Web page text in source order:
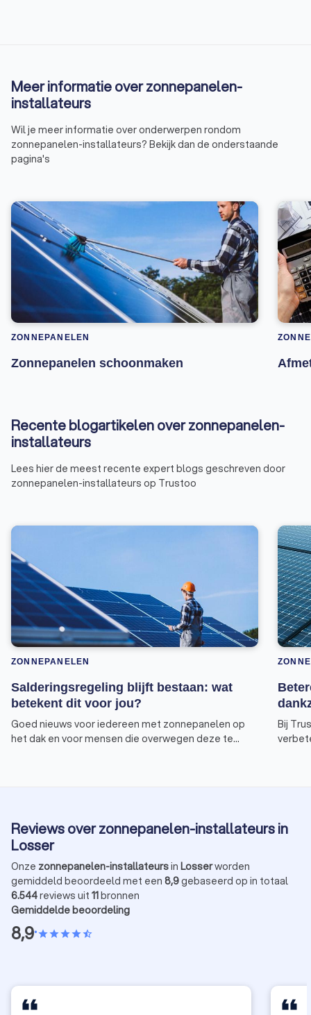
Meer informatie over zonnepanelen-
installateurs
Wil je meer informatie over onderwerpen rondom
zonnepanelen-installateurs? Bekijk dan de onderstaande
pagina's
ZONNEPANELEN
Zonnepanelen schoonmaken
Recente blogartikelen over zonnepanelen-
installateurs
Lees hier de meest recente expert blogs geschreven door
zonnepanelen-installateurs op Trustoo
ZONNEPANELEN
Salderingsregeling blijft bestaan: wat
betekent dit voor jou?
Goed nieuws voor iedereen met zonnepanelen op
het dak en voor mensen die overwegen deze te
Bij
leidt
Reviews over zonnepanelen-installateurs in
Losser
Onze zonnepanelen-installateursin Losserworden
gemiddeld beoordeeld met een 8,9gebaseerd op in totaal
6.544reviews uit 11bronnen
Gemiddelde beoordeling
8,9•starstarstarstarstar_half